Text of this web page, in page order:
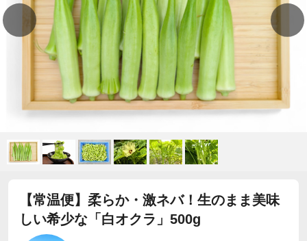
【常温便】柔らか・激ネバ！生のまま美味
しい希少な「白オクラ」500g